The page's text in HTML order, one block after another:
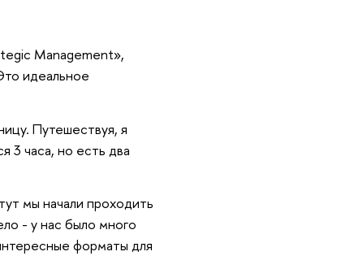
Management»,
идеальное
Путешествуя, я
3 часа, но есть два
мы начали проходить
- у нас было много
форматы для